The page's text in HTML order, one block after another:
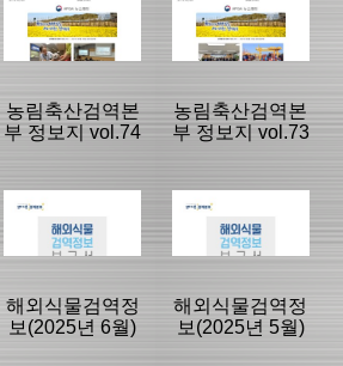
2025/08/01
2025/07/31
분류명 : 연보
|
2025/07/17
분류명 : 도서관
뉴스레터
2025/07/09
농림축산검역본
부 정보지 vol.74
분류명 : 검역본
부 뉴스레터
|
농림축산검역본
부 정보지 vol.73
분류명 : 검역본
부 뉴스레터
|
해외식물검역정
보(2025년 6월)
해외식물검역정
보(2025년 5월)